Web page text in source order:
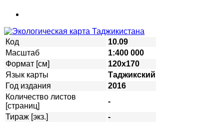
Код
10.09
Масштаб
1:400 000
Формат [см]
120х170
Язык карты
Таджикский
Год издания
2016
Количество листов
[страниц]
-
Тираж [экз.]
-